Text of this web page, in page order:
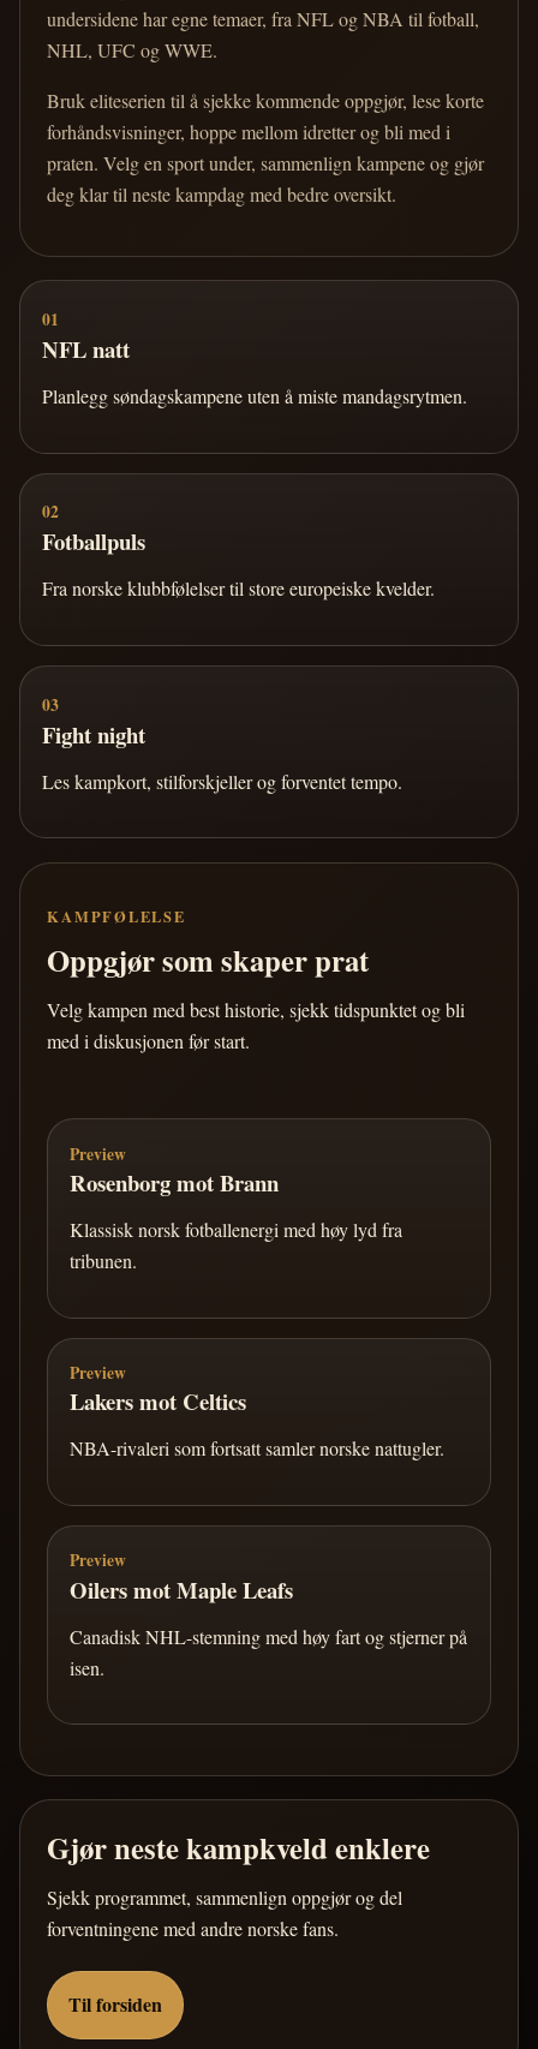
undersidene har egne temaer, fra NFL og NBA til fotball,
NHL, UFC og WWE.
Bruk eliteserien til å sjekke kommende oppgjør, lese korte
forhåndsvisninger, hoppe mellom idretter og bli med i
praten. Velg en sport under, sammenlign kampene og gjør
deg klar til neste kampdag med bedre oversikt.
01
NFL natt
Planlegg søndagskampene uten å miste mandagsrytmen.
02
Fotballpuls
Fra norske klubbfølelser til store europeiske kvelder.
03
Fight night
Les kampkort, stilforskjeller og forventet tempo.
KAMPFØLELSE
Oppgjør som skaper prat
Velg kampen med best historie, sjekk tidspunktet og bli
med i diskusjonen før start.
Preview
Rosenborg mot Brann
Klassisk norsk fotballenergi med høy lyd fra
tribunen.
Preview
Lakers mot Celtics
NBA-rivaleri som fortsatt samler norske nattugler.
Preview
Oilers mot Maple Leafs
Canadisk NHL-stemning med høy fart og stjerner på
isen.
Gjør neste kampkveld enklere
Sjekk programmet, sammenlign oppgjør og del
forventningene med andre norske fans.
Til forsiden